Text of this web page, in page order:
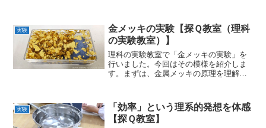
「炭酸水素ナトリウム（重曹）と希塩酸
の反応」によるカラフルな...
実験
金メッキの実験【探Ｑ教室（理科
の実験教室）】
理科の実験教室で「金メッキの実験」を
行いました。今回はその模様を紹介しま
す。まずは、金属メッキの原理を理解す
金属の防食技術の学習です。日本でも太
古から、装飾品や文化財を...
実験
「効率」という理系的発想を体感
【探Ｑ教室】